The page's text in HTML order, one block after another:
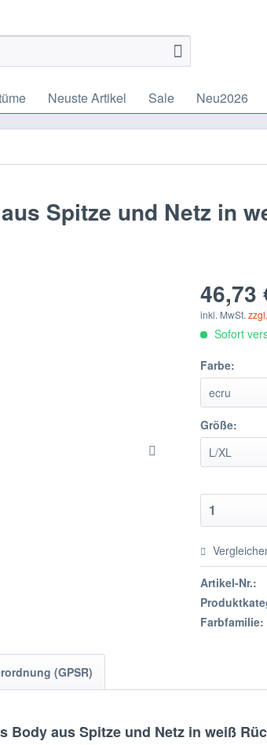
Neuste Artikel Sale Neu2026
Spitze und Netz in
46,73
inkl. MwSt.
Sofort
Farbe:
Größe:
Artikel-Nr.:
Farbfamilie:
(GPSR)
aus Spitze und Netz in weiß